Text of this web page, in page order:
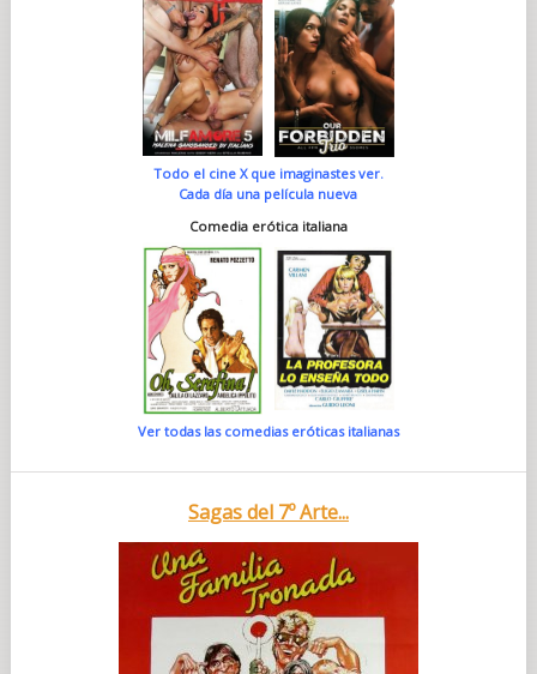
Todo el cine X que imaginastes ver.
Cada día una película nueva
Comedia erótica italiana
Ver todas las comedias eróticas italianas
Sagas del 7º Arte...